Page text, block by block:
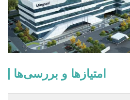
امتیازها و بررسی‌ها